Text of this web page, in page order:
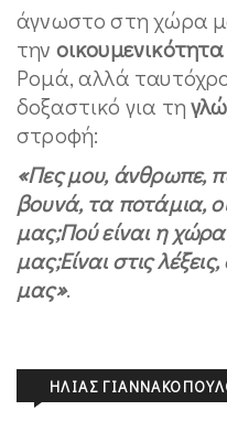
άγνωστο στη χώρα
την οικουμενικότητα
Ρομά, αλλά
δοξαστικό για τη
στροφή:
«Πες μου, άνθρωπε,
βουνά, τα ποτάμια,
μας;Πού είναι η
μας;Είναι στις
μας».
ΗΛΊΑΣ